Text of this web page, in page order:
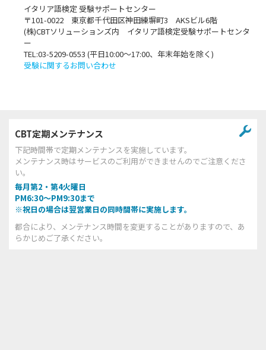
2010年12月初版制定
2024年11月1日改訂
特定非営利活動法人イタリア語検定協会
会長 松本 太郎
イタリア語検定 受験サポートセンター
〒101-0022 東京都千代田区神田練塀町3 AKSビル6階
(株)CBTソリューションズ内 イタリア語検定受験サポートセンタ
ー
TEL:03-5209-0553 (平日10:00〜17:00、年末年始を除く)
受験に関するお問い合わせ
CBT定期メンテナンス
下記時間帯で定期メンテナンスを実施しています。
メンテナンス時はサービスのご利用ができませんのでご注意くださ
い。
毎月第2・第4火曜日
PM6:30～PM9:30まで
※祝日の場合は翌営業日の同時間帯に実施します。
都合により、メンテナンス時間を変更することがありますので、あ
らかじめご了承ください。